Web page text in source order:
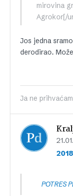
mirovina
Agrokor[/
Jos jedna
derodirao.
Ja ne
2018